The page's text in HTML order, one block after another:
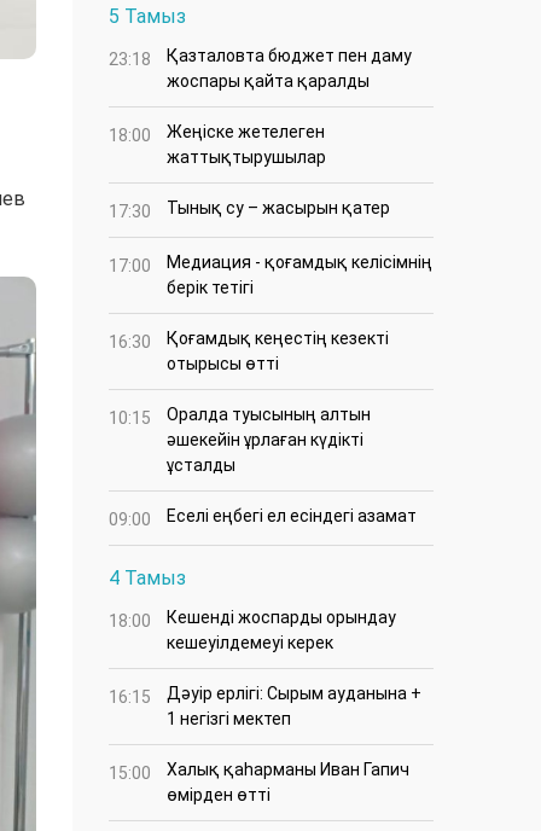
5 Тамыз
23:18
Қазталовта бюджет пен даму
жоспары қайта қаралды
18:00
Жеңіске жетелеген
жаттықтырушылар
17:30 Тынық су – жасырын қатер
17:00
Медиация - қоғамдық келісімнің
берік тетігі
16:30
Қоғамдық кеңестің кезекті
отырысы өтті
10:15
Оралда туысының алтын
әшекейін ұрлаған күдікті
ұсталды
09:00 Еселі еңбегі ел есіндегі азамат
4 Тамыз
18:00
Кешенді жоспарды орындау
кешеуілдемеуі керек
16:15
Дәуір ерлігі: Сырым ауданына +
1 негізгі мектеп
15:00
Халық қаһарманы Иван Гапич
өмірден өтті